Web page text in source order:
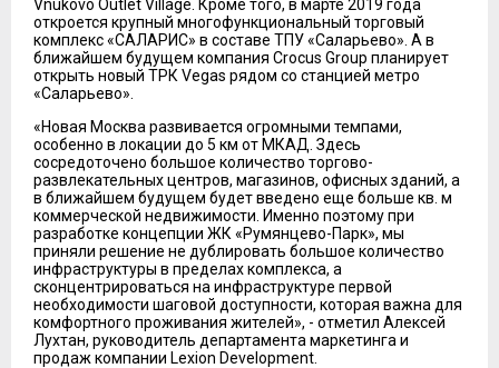
Vnukovo Outlet Village. Кроме того, в марте 2019 года
откроется крупный многофункциональный торговый
комплекс «САЛАРИС» в составе ТПУ «Саларьево». А в
ближайшем будущем компания Crocus Group планирует
открыть новый ТРК Vegas рядом со станцией метро
«Саларьево».
«Новая Москва развивается огромными темпами,
особенно в локации до 5 км от МКАД. Здесь
сосредоточено большое количество торгово-
развлекательных центров, магазинов, офисных зданий, а
в ближайшем будущем будет введено еще больше кв. м
коммерческой недвижимости. Именно поэтому при
разработке концепции ЖК «Румянцево-Парк», мы
приняли решение не дублировать большое количество
инфраструктуры в пределах комплекса, а
сконцентрироваться на инфраструктуре первой
необходимости шаговой доступности, которая важна для
комфортного проживания жителей», - отметил Алексей
Лухтан, руководитель департамента маркетинга и
продаж компании Lexion Development.